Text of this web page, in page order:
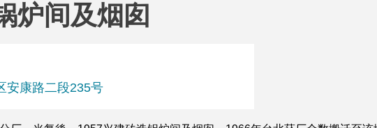
炉间及烟囱
安康路二段235号